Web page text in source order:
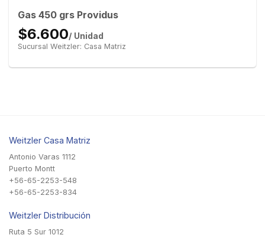
Gas 450 grs Providus
$6.600/ Unidad
Sucursal Weitzler: Casa Matriz
Weitzler Casa Matriz
Antonio Varas 1112
Puerto Montt
+56-65-2253-548
+56-65-2253-834
Weitzler Distribución
Ruta 5 Sur 1012